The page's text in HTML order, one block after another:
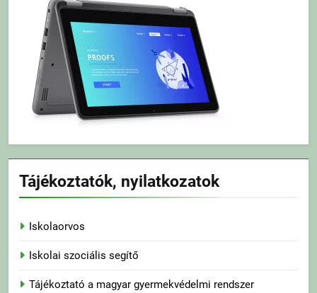
Tájékoztatók, nyilatkozatok
Iskolaorvos
Iskolai szociális segítő
Tájékoztató a magyar gyermekvédelmi rendszer